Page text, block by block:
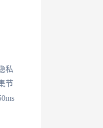
私
节